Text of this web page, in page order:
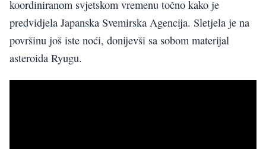
koordiniranom svjetskom vremenu točno kako je
predvidjela Japanska Svemirska Agencija. Sletjela je na
površinu još iste noći, donijevši sa sobom materijal
asteroida Ryugu.